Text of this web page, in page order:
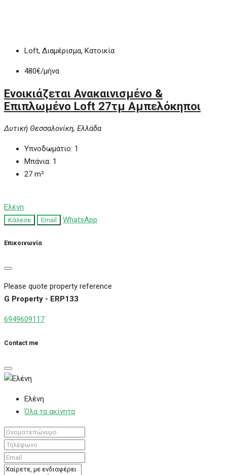
Loft, Διαμέρισμα, Κατοικία
480€/μήνα
Ενοικιάζεται Ανακαινισμένο &
Επιπλωμένο Loft 27τμ Αμπελόκηποι
Δυτική Θεσσαλονίκη, Ελλάδα
Υπνοδωμάτιο: 1
Μπάνια: 1
27 m²
Ελένη
Κάλεσε Email WhatsApp
Επικοινωνία
Please quote property reference
G Property - ERP133
6949609117
Contact me
Ελένη
Όλα τα ακίνητα